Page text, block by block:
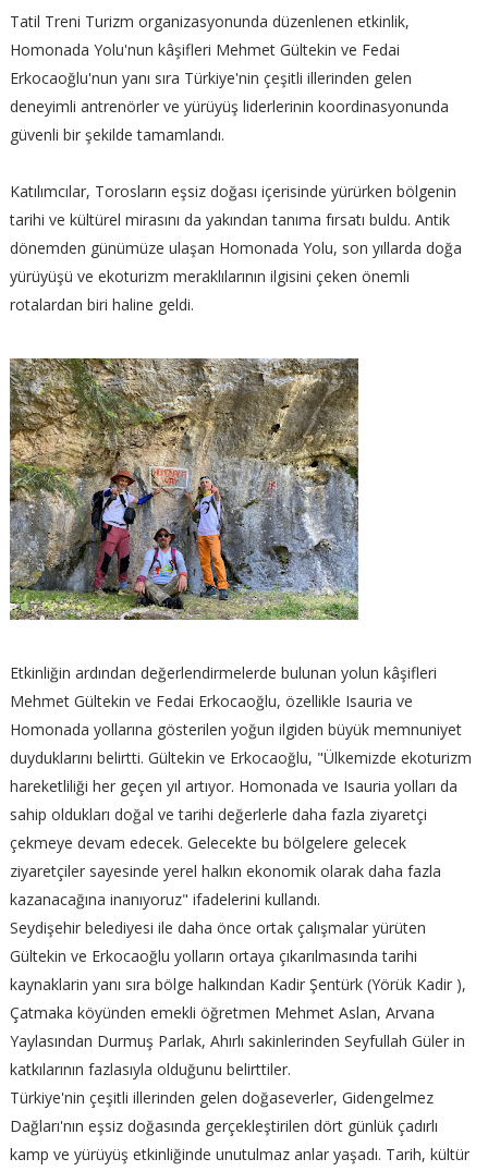
Tatil Treni Turizm organizasyonunda düzenlenen etkinlik,
Homonada Yolu'nun kâşifleri Mehmet Gültekin ve Fedai
Erkocaoğlu'nun yanı sıra Türkiye'nin çeşitli illerinden gelen
deneyimli antrenörler ve yürüyüş liderlerinin koordinasyonunda
güvenli bir şekilde tamamlandı.
Katılımcılar, Torosların eşsiz doğası içerisinde yürürken bölgenin
tarihi ve kültürel mirasını da yakından tanıma fırsatı buldu. Antik
dönemden günümüze ulaşan Homonada Yolu, son yıllarda doğa
yürüyüşü ve ekoturizm meraklılarının ilgisini çeken önemli
rotalardan biri haline geldi.
Etkinliğin ardından değerlendirmelerde bulunan yolun kâşifleri
Mehmet Gültekin ve Fedai Erkocaoğlu, özellikle Isauria ve
Homonada yollarına gösterilen yoğun ilgiden büyük memnuniyet
duyduklarını belirtti. Gültekin ve Erkocaoğlu, "Ülkemizde ekoturizm
hareketliliği her geçen yıl artıyor. Homonada ve Isauria yolları da
sahip oldukları doğal ve tarihi değerlerle daha fazla ziyaretçi
çekmeye devam edecek. Gelecekte bu bölgelere gelecek
ziyaretçiler sayesinde yerel halkın ekonomik olarak daha fazla
kazanacağına inanıyoruz" ifadelerini kullandı.
Seydişehir belediyesi ile daha önce ortak çalışmalar yürüten
Gültekin ve Erkocaoğlu yolların ortaya çıkarılmasında tarihi
kaynaklarin yanı sıra bölge halkından Kadir Şentürk (Yörük Kadir ),
Çatmaka köyünden emekli öğretmen Mehmet Aslan, Arvana
Yaylasından Durmuş Parlak, Ahırlı sakinlerinden Seyfullah Güler in
katkılarının fazlasıyla olduğunu belirttiler.
Türkiye'nin çeşitli illerinden gelen doğaseverler, Gidengelmez
Dağları'nın eşsiz doğasında gerçekleştirilen dört günlük çadırlı
kamp ve yürüyüş etkinliğinde unutulmaz anlar yaşadı. Tarih, kültür